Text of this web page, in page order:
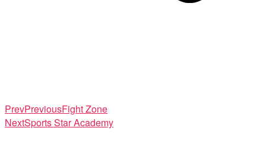
PrevPreviousFight Zone
NextSports Star Academy